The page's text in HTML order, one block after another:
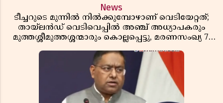
News
ടീച്ചറുടെ മുന്നിൽ നിൽക്കുമ്പോഴാണ് വെടിയേറ്റത്;
തായ്‌ലൻഡ് വെടിവെപ്പിൽ അഞ്ച് അധ്യാപകരും
മുത്തശ്ശീമുത്തശ്ശന്മാരും കൊല്ലപ്പെട്ടു, മരണസംഖ്യ 7;